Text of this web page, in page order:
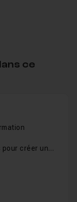
utilisés dans
le trucage
votre formateur,
d'After
pour
projet vidéo
ce
créer une